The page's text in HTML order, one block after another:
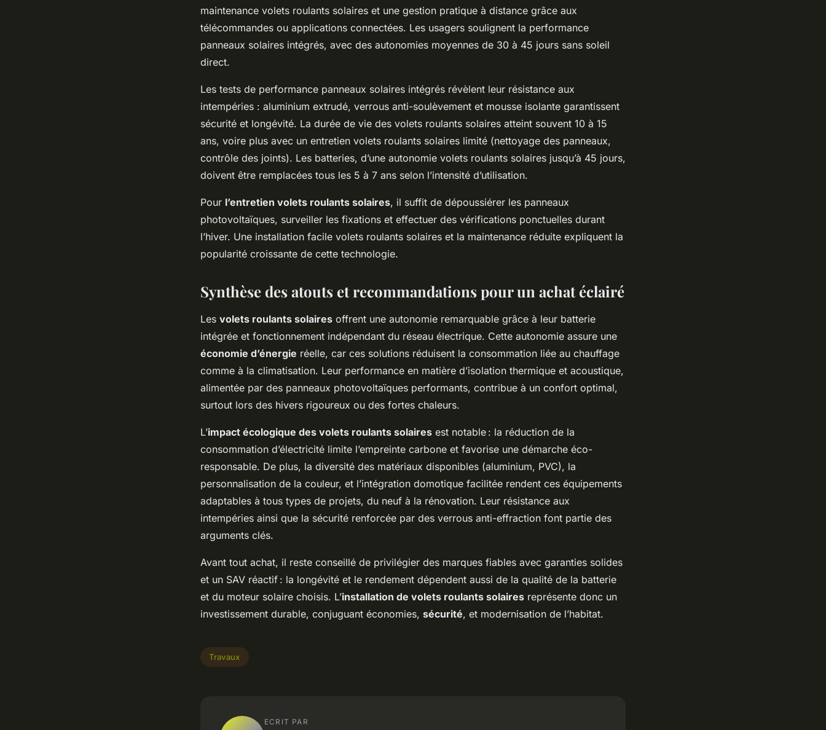
maintenance volets roulants solaires et une gestion pratique à distance grâce aux
télécommandes ou applications connectées. Les usagers soulignent la performance
panneaux solaires intégrés, avec des autonomies moyennes de 30 à 45 jours sans soleil
direct.
Les tests de performance panneaux solaires intégrés révèlent leur résistance aux
intempéries : aluminium extrudé, verrous anti-soulèvement et mousse isolante garantissent
sécurité et longévité. La durée de vie des volets roulants solaires atteint souvent 10 à 15
ans, voire plus avec un entretien volets roulants solaires limité (nettoyage des panneaux,
contrôle des joints). Les batteries, d’une autonomie volets roulants solaires jusqu’à 45 jours,
doivent être remplacées tous les 5 à 7 ans selon l’intensité d’utilisation.
Pour l’entretien volets roulants solaires, il suffit de dépoussiérer les panneaux
photovoltaïques, surveiller les fixations et effectuer des vérifications ponctuelles durant
l’hiver. Une installation facile volets roulants solaires et la maintenance réduite expliquent la
popularité croissante de cette technologie.
Synthèse des atouts et recommandations pour un achat éclairé
Les volets roulants solaires offrent une autonomie remarquable grâce à leur batterie
intégrée et fonctionnement indépendant du réseau électrique. Cette autonomie assure une
économie d’énergie réelle, car ces solutions réduisent la consommation liée au chauffage
comme à la climatisation. Leur performance en matière d’isolation thermique et acoustique,
alimentée par des panneaux photovoltaïques performants, contribue à un confort optimal,
surtout lors des hivers rigoureux ou des fortes chaleurs.
L’impact écologique des volets roulants solaires est notable : la réduction de la
consommation d’électricité limite l’empreinte carbone et favorise une démarche éco-
responsable. De plus, la diversité des matériaux disponibles (aluminium, PVC), la
personnalisation de la couleur, et l’intégration domotique facilitée rendent ces équipements
adaptables à tous types de projets, du neuf à la rénovation. Leur résistance aux
intempéries ainsi que la sécurité renforcée par des verrous anti-effraction font partie des
arguments clés.
Avant tout achat, il reste conseillé de privilégier des marques fiables avec garanties solides
et un SAV réactif : la longévité et le rendement dépendent aussi de la qualité de la batterie
et du moteur solaire choisis. L’installation de volets roulants solaires représente donc un
investissement durable, conjuguant économies, sécurité, et modernisation de l’habitat.
Travaux
ECRIT PAR